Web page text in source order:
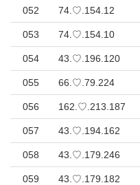
052 74.♡.154.12
053 74.♡.154.10
054 43.♡.196.120
055 66.♡.79.224
056 162.♡.213.187
057 43.♡.194.162
058 43.♡.179.246
059 43.♡.179.182